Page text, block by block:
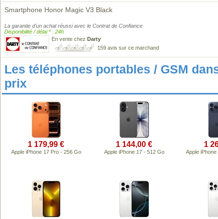
Smartphone Honor Magic V3 Black
La garantie d'un achat réussi avec le Contrat de Confiance
Disponibilité / délai * : 24h
En vente chez Darty
159 avis sur ce marchand
Les téléphones portables / GSM
prix
1 179,99 €
Apple iPhone 17 Pro - 256 Go
1 144,00 €
Apple iPhone 17 - 512 Go
1
Apple